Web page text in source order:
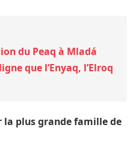
du Peaq à Mladá
que l’Enyaq, l’Elroq
la plus grande famille de